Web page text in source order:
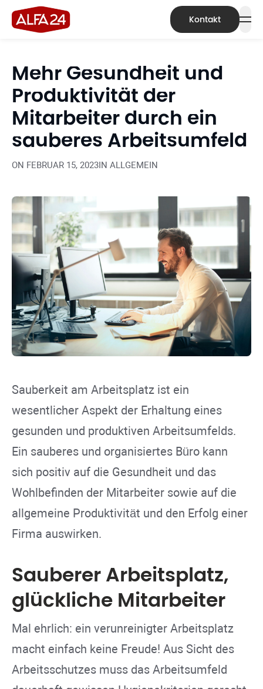
Kontakt
Mehr Gesundheit und
Produktivität der
Mitarbeiter durch ein
sauberes Arbeitsumfeld
ON FEBRUAR 15, 2023IN ALLGEMEIN
Sauberkeit am Arbeitsplatz ist ein
wesentlicher Aspekt der Erhaltung eines
gesunden und produktiven Arbeitsumfelds.
Ein sauberes und organisiertes Büro kann
sich positiv auf die Gesundheit und das
Wohlbefinden der Mitarbeiter sowie auf die
allgemeine Produktivität und den Erfolg einer
Firma auswirken.
Sauberer Arbeitsplatz,
glückliche Mitarbeiter
Mal ehrlich: ein verunreinigter Arbeitsplatz
macht einfach keine Freude! Aus Sicht des
Arbeitsschutzes muss das Arbeitsumfeld